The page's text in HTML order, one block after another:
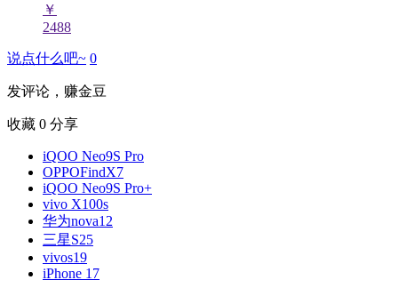
￥
2488
说点什么吧~ 0
发评论，赚金豆
收藏 0 分享
iQOO Neo9S Pro
OPPOFindX7
iQOO Neo9S Pro+
vivo X100s
华为nova12
三星S25
vivos19
iPhone 17